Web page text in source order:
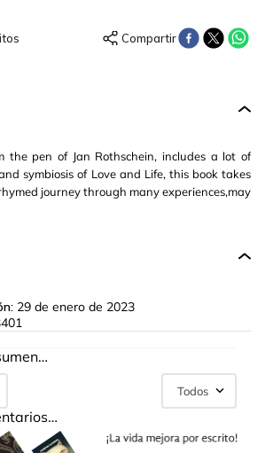
the pen of Jan Rothschein, includes a lot of
symbiosis of Love and Life, this book takes
journey through many experiences,may
29 de enero de 2023
Todos